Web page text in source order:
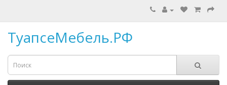
ТуапсеМебель.РФ